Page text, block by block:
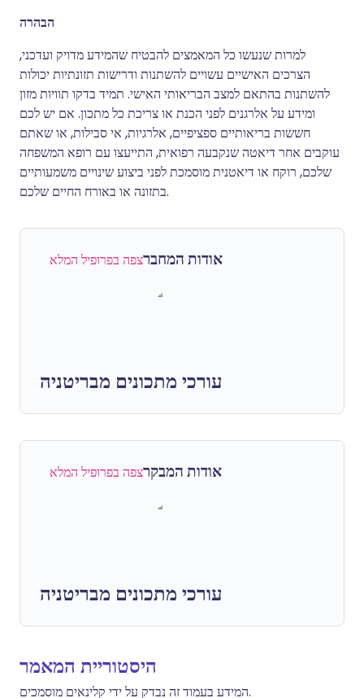
הבהרה
למרות שנעשו כל המאמצים להבטיח שהמידע מדויק ועדכני,
הצרכים האישיים עשויים להשתנות ודרישות תזונתיות יכולות
להשתנות בהתאם למצב הבריאותי האישי. תמיד בדקו תוויות מזון
ומידע על אלרגנים לפני הכנת או צריכת כל מתכון. אם יש לכם
חששות בריאותיים ספציפיים, אלרגיות, אי סבילות, או שאתם
עוקבים אחר דיאטה שנקבעה רפואית, התייעצו עם רופא המשפחה
שלכם, רוקח או דיאטנית מוסמכת לפני ביצוע שינויים משמעותיים
בתזונה או באורח החיים שלכם.
אודות המחברצפה בפרופיל המלא
עורכי מתכונים מבריטניה
אודות המבקרצפה בפרופיל המלא
עורכי מתכונים מבריטניה
היסטוריית המאמר
המידע בעמוד זה נבדק על ידי קלינאים מוסמכים.